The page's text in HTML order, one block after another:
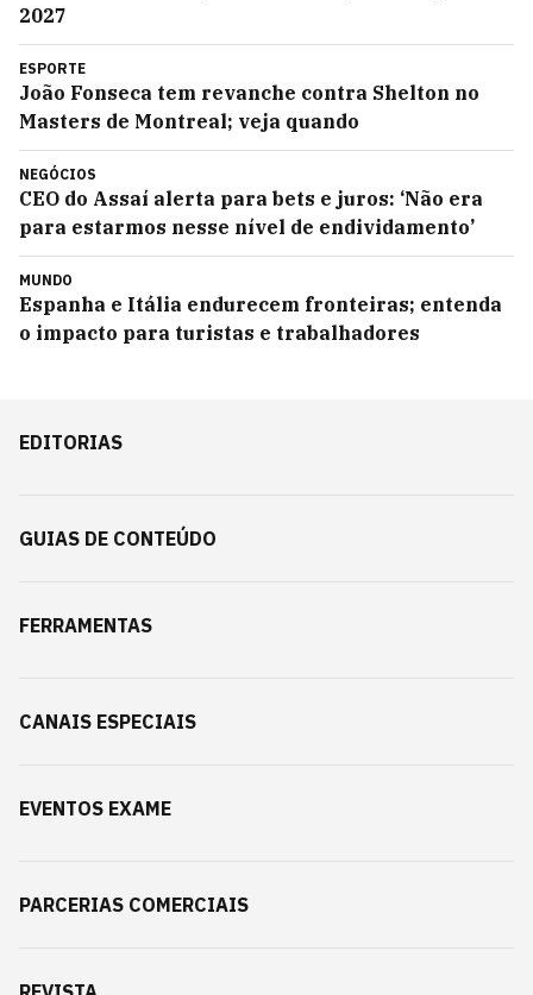
2027
ESPORTE
João Fonseca tem revanche contra Shelton no
Masters de Montreal; veja quando
NEGÓCIOS
CEO do Assaí alerta para bets e juros: ‘Não era
para estarmos nesse nível de endividamento’
MUNDO
Espanha e Itália endurecem fronteiras; entenda
o impacto para turistas e trabalhadores
EDITORIAS
GUIAS DE CONTEÚDO
FERRAMENTAS
CANAIS ESPECIAIS
EVENTOS EXAME
PARCERIAS COMERCIAIS